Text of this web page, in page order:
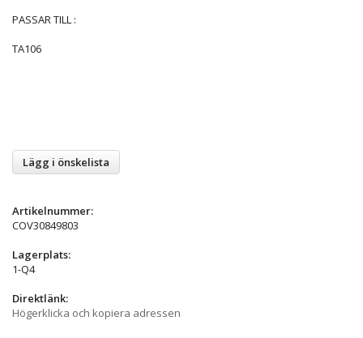
PASSAR TILL :
TA106
Lägg i önskelista
Artikelnummer:
COV30849803
Lagerplats:
1-Q4
Direktlänk:
Högerklicka och kopiera adressen